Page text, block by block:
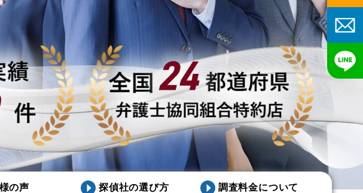
の声 探偵社の選び方 調査料金について